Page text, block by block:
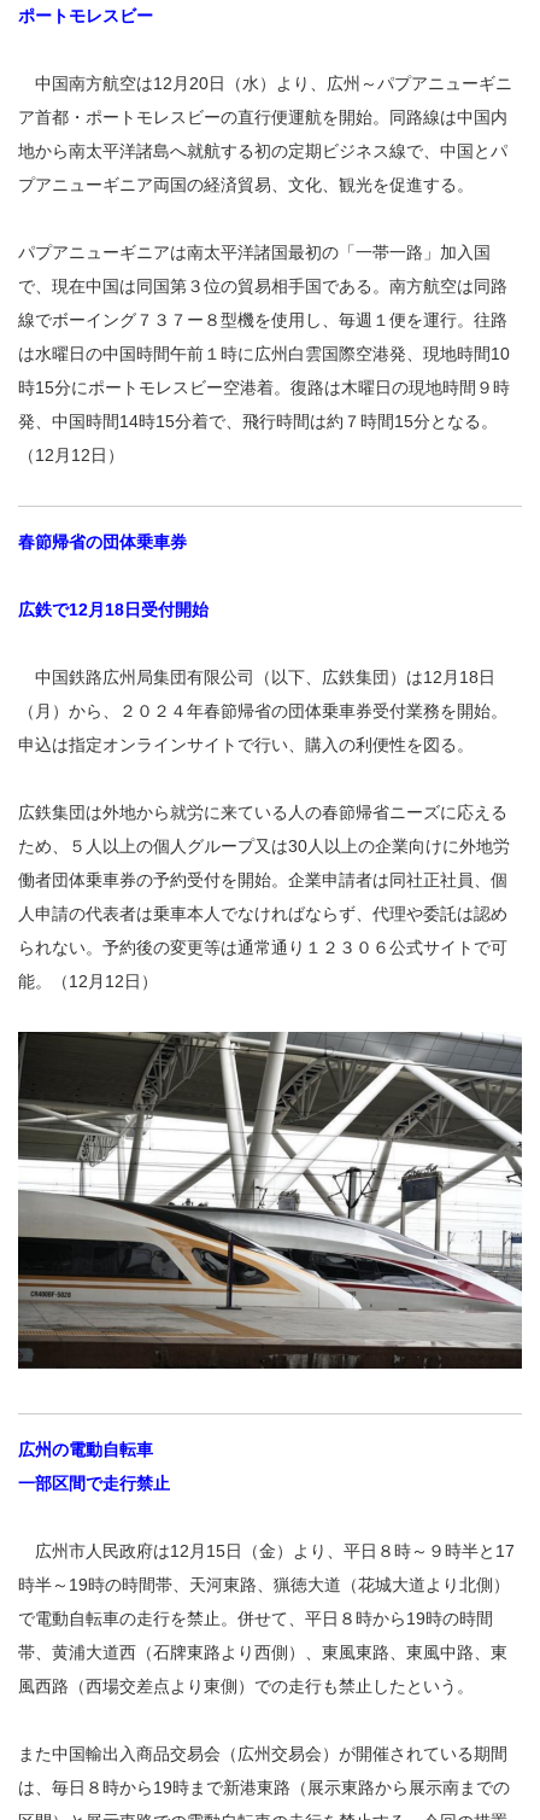
ポートモレスビー
中国南方航空は12月20日（水）より、広州～パプアニューギニ
ア首都・ポートモレスビーの直行便運航を開始。同路線は中国内
地から南太平洋諸島へ就航する初の定期ビジネス線で、中国とパ
プアニューギニア両国の経済貿易、文化、観光を促進する。
パプアニューギニアは南太平洋諸国最初の「一帯一路」加入国
で、現在中国は同国第３位の貿易相手国である。南方航空は同路
線でボーイング７３７ー８型機を使用し、毎週１便を運行。往路
は水曜日の中国時間午前１時に広州白雲国際空港発、現地時間10
時15分にポートモレスビー空港着。復路は木曜日の現地時間９時
発、中国時間14時15分着で、飛行時間は約７時間15分となる。
（12月12日）
春節帰省の団体乗車券
広鉄で12月18日受付開始
中国鉄路広州局集団有限公司（以下、広鉄集団）は12月18日
（月）から、２０２４年春節帰省の団体乗車券受付業務を開始。
申込は指定オンラインサイトで行い、購入の利便性を図る。
広鉄集団は外地から就労に来ている人の春節帰省ニーズに応える
ため、５人以上の個人グループ又は30人以上の企業向けに外地労
働者団体乗車券の予約受付を開始。企業申請者は同社正社員、個
人申請の代表者は乗車本人でなければならず、代理や委託は認め
られない。予約後の変更等は通常通り１２３０６公式サイトで可
能。（12月12日）
広州の電動自転車
一部区間で走行禁止
広州市人民政府は12月15日（金）より、平日８時～９時半と17
時半～19時の時間帯、天河東路、猟徳大道（花城大道より北側）
で電動自転車の走行を禁止。併せて、平日８時から19時の時間
帯、黄浦大道西（石牌東路より西側）、東風東路、東風中路、東
風西路（西場交差点より東側）での走行も禁止したという。
また中国輸出入商品交易会（広州交易会）が開催されている期間
は、毎日８時から19時まで新港東路（展示東路から展示南までの